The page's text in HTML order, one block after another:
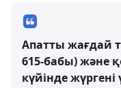
Апатты жағдай
615-бабы) және
күйінде